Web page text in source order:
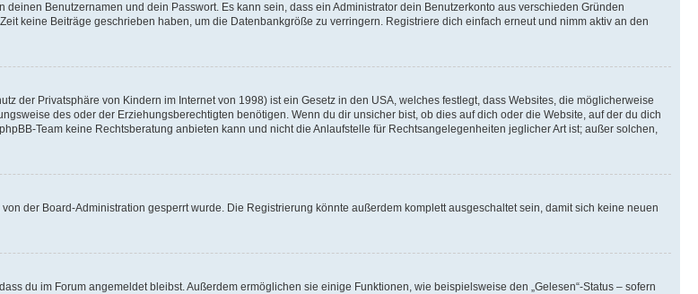
Benutzernamen und dein Passwort. Es kann sein, dass ein Administrator dein Benutzerkonto aus verschieden Gründen
keine Beiträge geschrieben haben, um die Datenbankgröße zu verringern. Registriere dich einfach erneut und nimm aktiv an den
der Privatsphäre von Kindern im Internet von 1998) ist ein Gesetz in den USA, welches festlegt, dass Websites, die möglicherweise
des oder der Erziehungsberechtigten benötigen. Wenn du dir unsicher bist, ob dies auf dich oder die Website, auf der du dich
Team keine Rechtsberatung anbieten kann und nicht die Anlaufstelle für Rechtsangelegenheiten jeglicher Art ist; außer solchen,
der Board-Administration gesperrt wurde. Die Registrierung könnte außerdem komplett ausgeschaltet sein, damit sich keine neuen
du im Forum angemeldet bleibst. Außerdem ermöglichen sie einige Funktionen, wie beispielsweise den „Gelesen“-Status – sofern